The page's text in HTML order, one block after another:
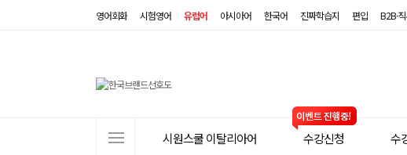
영어회화 시험영어 유럽어 아시아어 한국어 진짜학습지 편입 B2B·
시원스쿨 이탈리아어 수강신청 수